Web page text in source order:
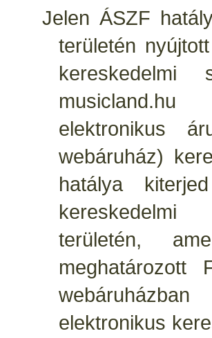
Jelen ÁSZF
területén
kereskedelmi
elektronikus
webáruház)
hatálya
kereskedelmi
területén,
elektronikus